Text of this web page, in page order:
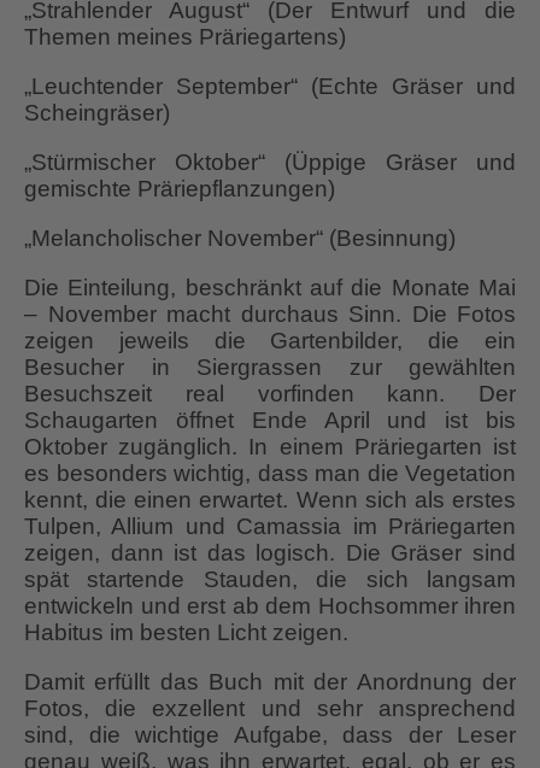
„Strahlender August“ (Der Entwurf und die
Themen meines Präriegartens)
„Leuchtender September“ (Echte Gräser und
Scheingräser)
„Stürmischer Oktober“ (Üppige Gräser und
gemischte Präriepflanzungen)
„Melancholischer November“ (Besinnung)
Die Einteilung, beschränkt auf die Monate Mai
– November macht durchaus Sinn. Die Fotos
zeigen jeweils die Gartenbilder, die ein
Besucher in Siergrassen zur gewählten
Besuchszeit real vorfinden kann. Der
Schaugarten öffnet Ende April und ist bis
Oktober zugänglich. In einem Präriegarten ist
es besonders wichtig, dass man die Vegetation
kennt, die einen erwartet. Wenn sich als erstes
Tulpen, Allium und Camassia im Präriegarten
zeigen, dann ist das logisch. Die Gräser sind
spät startende Stauden, die sich langsam
entwickeln und erst ab dem Hochsommer ihren
Habitus im besten Licht zeigen.
Damit erfüllt das Buch mit der Anordnung der
Fotos, die exzellent und sehr ansprechend
sind, die wichtige Aufgabe, dass der Leser
genau weiß, was ihn erwartet, egal, ob er es